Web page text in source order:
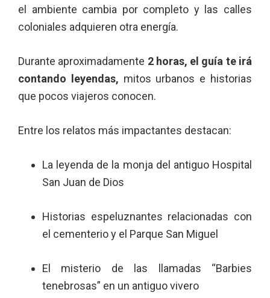
el ambiente cambia por completo y las calles
coloniales adquieren otra energía.
Durante aproximadamente 2 horas, el guía te irá
contando leyendas, mitos urbanos e historias
que pocos viajeros conocen.
Entre los relatos más impactantes destacan:
La leyenda de la monja del antiguo Hospital
San Juan de Dios
Historias espeluznantes relacionadas con
el cementerio y el Parque San Miguel
El misterio de las llamadas “Barbies
tenebrosas” en un antiguo vivero